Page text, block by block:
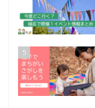
5